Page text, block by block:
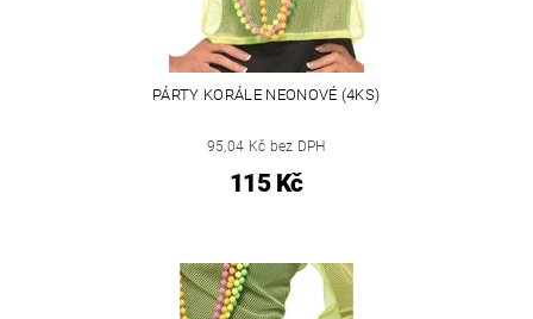
PÁRTY KORÁLE NEONOVÉ (4KS)
95,04 Kč bez DPH
115 Kč